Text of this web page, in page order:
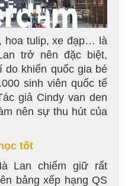
hoa tulip, xe đạp… là
trở nên đặc biệt,
do khiến quốc gia bé
sinh viên quốc tế
giả Cindy van den
nên sự thu hút của
tốt
Lan chiếm giữ rất
bảng xếp hạng QS